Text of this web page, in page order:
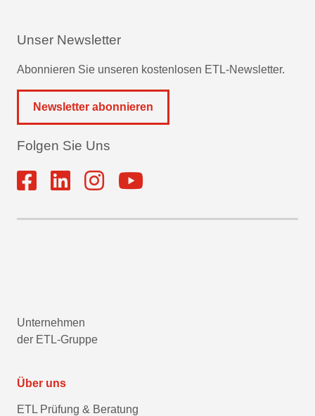
Unser Newsletter
Abonnieren Sie unseren kostenlosen ETL-Newsletter.
Newsletter abonnieren
Folgen Sie Uns
Unternehmen
der ETL-Gruppe
Über uns
ETL Prüfung & Beratung